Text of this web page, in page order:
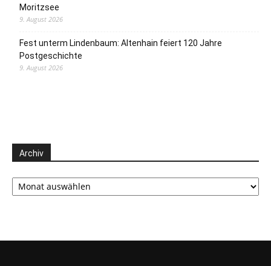
Moritzsee
9. August 2026
Fest unterm Lindenbaum: Altenhain feiert 120 Jahre
Postgeschichte
9. August 2026
Archiv
Archiv